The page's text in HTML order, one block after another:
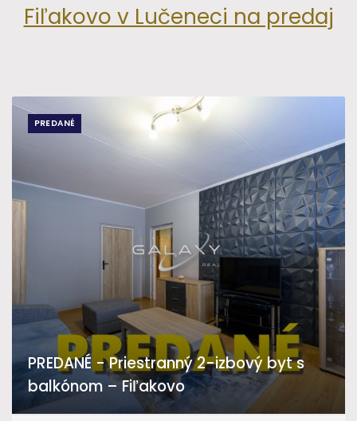
Fiľakovo v Lučeneci na predaj
PREDANÉ
PREDANÉ - Priestranný 2-izbový byt s
balkónom – Fiľakovo